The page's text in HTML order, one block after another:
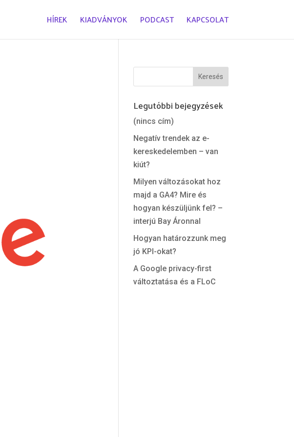
HÍREK KIADVÁNYOK PODCAST KAPCSOLAT
Legutóbbi bejegyzések
(nincs cím)
Negatív trendek az e-
kereskedelemben – van
kiút?
Milyen változásokat hoz
majd a GA4? Mire és
hogyan készüljünk fel? –
interjú Bay Áronnal
Hogyan határozzunk meg
jó KPI-okat?
A Google privacy-first
változtatása és a FLoC